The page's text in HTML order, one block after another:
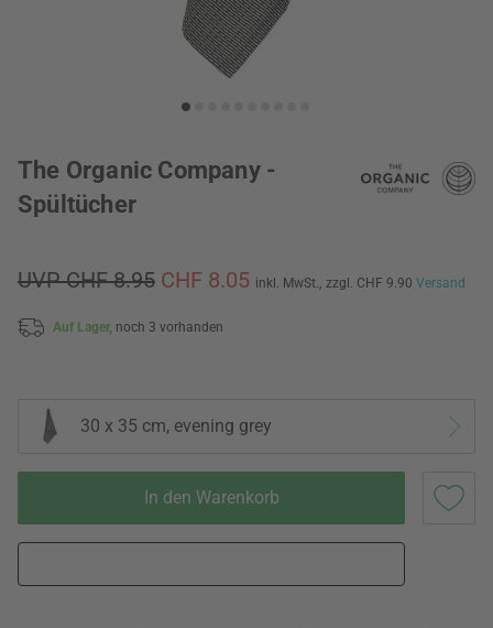
The Organic Company -
Spültücher
UVP CHF 8.95 CHF 8.05 inkl. MwSt., zzgl. CHF 9.90 Versand
Auf Lager, noch 3 vorhanden
30 x 35 cm, evening grey
In den Warenkorb